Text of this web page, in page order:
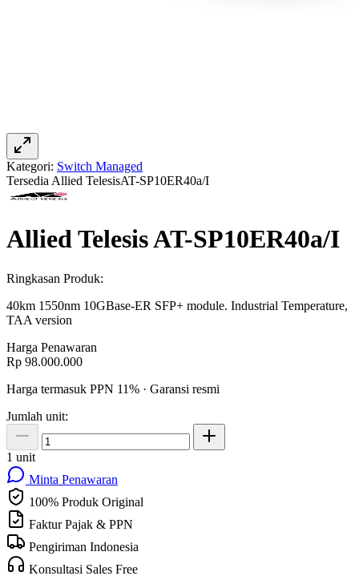
Kategori: Switch Managed
Tersedia Allied TelesisAT-SP10ER40a/I
Allied Telesis AT-SP10ER40a/I
Ringkasan Produk:
40km 1550nm 10GBase-ER SFP+ module. Industrial Temperature,
TAA version
Harga Penawaran
Rp 98.000.000
Harga termasuk PPN 11% · Garansi resmi
Jumlah unit:
1 unit
Minta Penawaran
100% Produk Original
Faktur Pajak & PPN
Pengiriman Indonesia
Konsultasi Sales Free